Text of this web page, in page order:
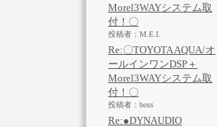
Morel3WAYシステム取
付！〇
投稿者：M.E.I.
Re:〇TOYOTA AQUA/オ
ールインワンDSP＋
Morel3WAYシステム取
付！〇
投稿者：boss
Re:●DYNAUDIO